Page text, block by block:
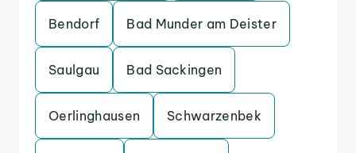
Bendorf Bad Munder am Deister
Saulgau Bad Sackingen
Oerlinghausen Schwarzenbek